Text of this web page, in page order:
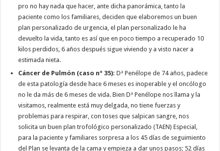
pro no hay nada que hacer, ante dicha panorámica, tanto la
paciente como los familiares, deciden que elaboremos un buen
plan personalizado de urgencia, el plan personalizado le ha
devuelto la vida, tanto es así que en poco tiempo a recuperado 10
kilos perdidos, 6 años después sigue viviendo y a visto nacer a
estimada nieta.
Cáncer de Pulmón (caso nº 35): Dª Penélope de 74 años, padece
de esta patología desde hace 6 meses es inoperable y el oncólogo
no le da más de 6 meses de vida. Bien Dª Penélope nos llama y la
visitamos, realmente está muy delgada, no tiene fuerzas y
problemas para respirar, con toses que salpican sangre, nos
solicita un buen plan trofológico personalizado (TAEN) Especial,
para la paciente y familiares sorpresa a los 45 días de seguimiento
del Plan se levanta de la cama y empieza a dar unos pasos; 52 días